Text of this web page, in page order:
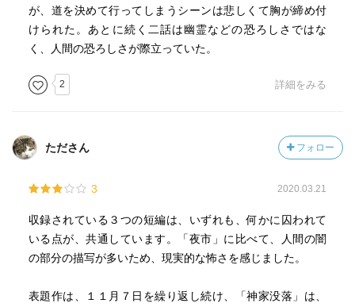
が、道を決めて行ってしまうシーンは悲しくて胸が締め付
けられた。あとに続く二話は幽霊などの恐ろしさではな
く、人間の恐ろしさが際立っていた。
2 詳細をみる
たださん フォロー
3 2020.03.21
収録されている３つの短編は、いずれも、何かに囚われて
いる点が、共通しています。「夜市」に比べて、人間の闇
の部分の描写が多いため、現実的な怖さを感じました。
表題作は、１１月７日を繰り返し続け、「神家没落」は、